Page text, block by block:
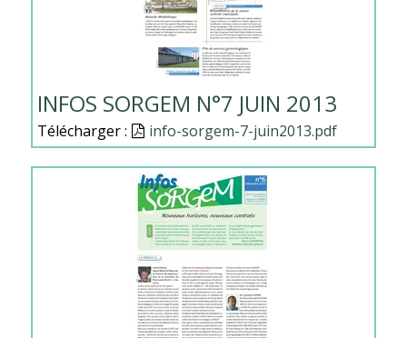
INFOS SORGEM N°7 JUIN 2013
Télécharger : Document
info-sorgem-7-juin2013.pdf